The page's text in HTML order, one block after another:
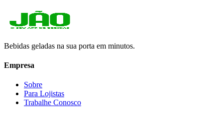
Bebidas geladas na sua porta em minutos.
Empresa
Sobre
Para Lojistas
Trabalhe Conosco